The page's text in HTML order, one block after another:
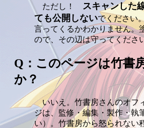
ただし！
スキャンした
ても公開しないでください
言ってくるかわかりません。
ので、その辺は守ってくださ
Q：このページは竹書
か？
いいえ。竹書房さんのオフ
ジは、監修・編集・製作・執
い）。竹書房から怒られない